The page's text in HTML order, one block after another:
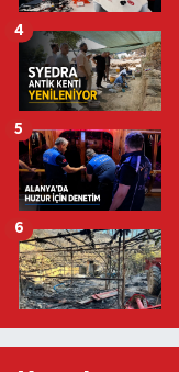
4
5
6